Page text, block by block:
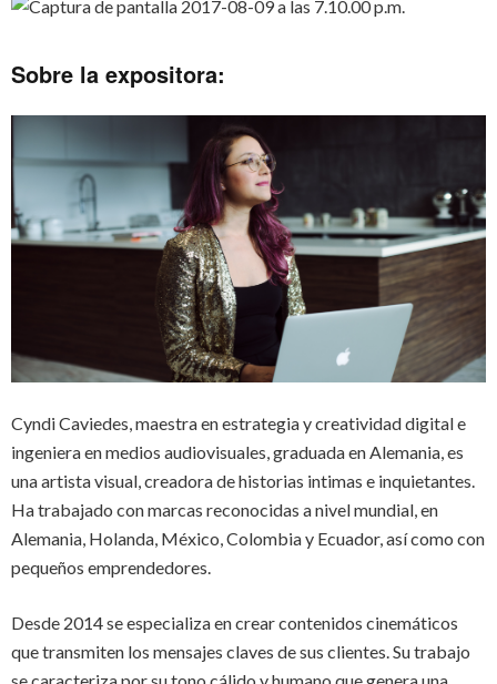
Sobre la expositora:
Cyndi Caviedes, maestra en estrategia y creatividad digital e
ingeniera en medios audiovisuales, graduada en Alemania, es
una artista visual, creadora de historias intimas e inquietantes.
Ha trabajado con marcas reconocidas a nivel mundial, en
Alemania, Holanda, México, Colombia y Ecuador, así como con
pequeños emprendedores.
Desde 2014 se especializa en crear contenidos cinemáticos
que transmiten los mensajes claves de sus clientes. Su trabajo
se caracteriza por su tono cálido y humano que genera una